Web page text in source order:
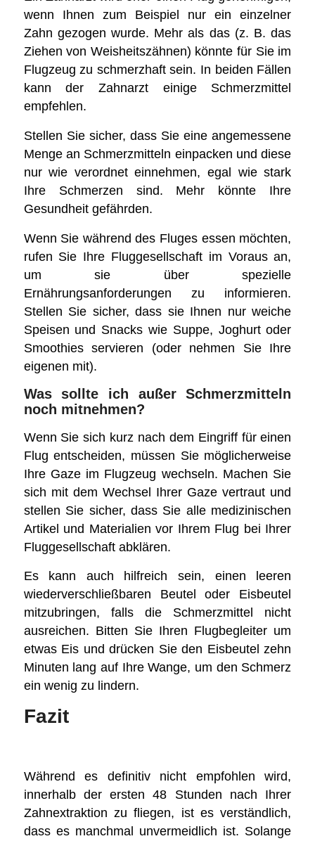
wenn Ihnen zum Beispiel nur ein einzelner
Zahn gezogen wurde. Mehr als das (z. B. das
Ziehen von Weisheitszähnen) könnte für Sie im
Flugzeug zu schmerzhaft sein. In beiden Fällen
kann der Zahnarzt einige Schmerzmittel
empfehlen.
Stellen Sie sicher, dass Sie eine angemessene
Menge an Schmerzmitteln einpacken und diese
nur wie verordnet einnehmen, egal wie stark
Ihre Schmerzen sind. Mehr könnte Ihre
Gesundheit gefährden.
Wenn Sie während des Fluges essen möchten,
rufen Sie Ihre Fluggesellschaft im Voraus an,
um sie über spezielle
Ernährungsanforderungen zu informieren.
Stellen Sie sicher, dass sie Ihnen nur weiche
Speisen und Snacks wie Suppe, Joghurt oder
Smoothies servieren (oder nehmen Sie Ihre
eigenen mit).
Was sollte ich außer Schmerzmitteln
noch mitnehmen?
Wenn Sie sich kurz nach dem Eingriff für einen
Flug entscheiden, müssen Sie möglicherweise
Ihre Gaze im Flugzeug wechseln. Machen Sie
sich mit dem Wechsel Ihrer Gaze vertraut und
stellen Sie sicher, dass Sie alle medizinischen
Artikel und Materialien vor Ihrem Flug bei Ihrer
Fluggesellschaft abklären.
Es kann auch hilfreich sein, einen leeren
wiederverschließbaren Beutel oder Eisbeutel
mitzubringen, falls die Schmerzmittel nicht
ausreichen. Bitten Sie Ihren Flugbegleiter um
etwas Eis und drücken Sie den Eisbeutel zehn
Minuten lang auf Ihre Wange, um den Schmerz
ein wenig zu lindern.
Fazit
Während es definitiv nicht empfohlen wird,
innerhalb der ersten 48 Stunden nach Ihrer
Zahnextraktion zu fliegen, ist es verständlich,
dass es manchmal unvermeidlich ist. Solange